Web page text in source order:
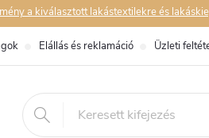
a kiválasztott lakástextilekre és
Elállás és reklamáció Üzleti